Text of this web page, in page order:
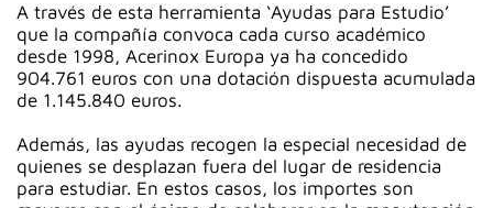
A través de esta herramienta ‘Ayudas para Estudio’
que la compañía convoca cada curso académico
desde 1998, Acerinox Europa ya ha concedido
904.761 euros con una dotación dispuesta acumulada
de 1.145.840 euros.
Además, las ayudas recogen la especial necesidad de
quienes se desplazan fuera del lugar de residencia
para estudiar. En estos casos, los importes son